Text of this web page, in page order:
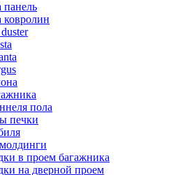
панель
ковролин
пола
печки
в проем багажника
на дверной проем